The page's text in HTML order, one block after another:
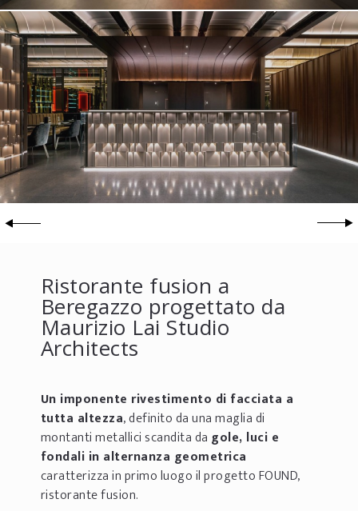
Ristorante fusion a
Beregazzo progettato da
Maurizio Lai Studio
Architects
Un imponente rivestimento di facciata a
tutta altezza, definito da una maglia di
montanti metallici scandita da gole, luci e
fondali in alternanza geometrica
caratterizza in primo luogo il progetto FOUND,
ristorante fusion.